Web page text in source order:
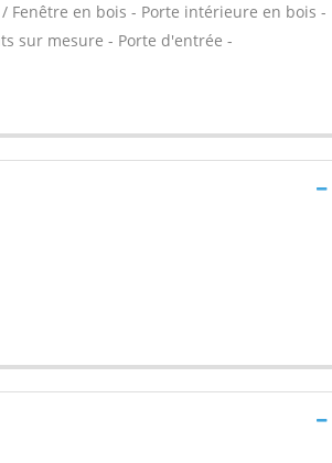
Fenêtre en bois - Porte intérieure en bois -
sur mesure - Porte d'entrée -